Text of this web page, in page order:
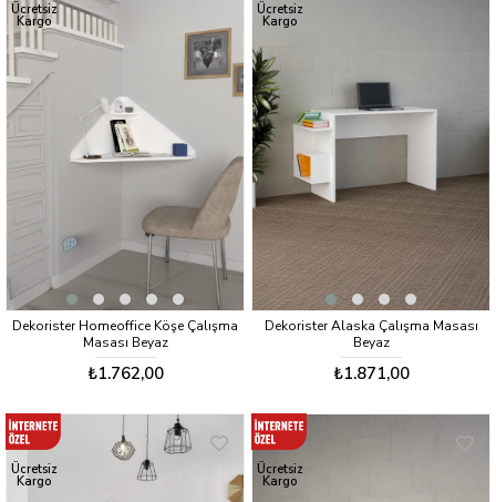
Dekorister Homeoffice Köşe Çalışma
Masası Beyaz
₺1.762,00
Ücretsiz
Kargo
Dekorister Alaska Çalışma Masası
Beyaz
₺1.871,00
Ücretsiz
Kargo
Ücretsiz
Kargo
Ücretsiz
Kargo